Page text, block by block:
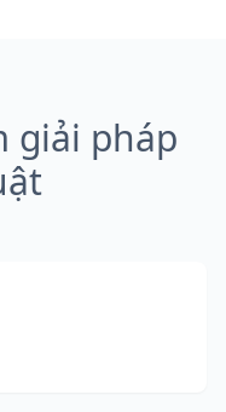
giải pháp